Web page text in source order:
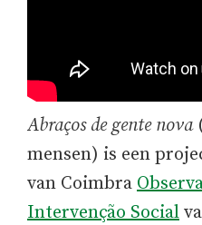
Abraços de gente nova
mensen) is een
van Coimbra
Intervenção Social